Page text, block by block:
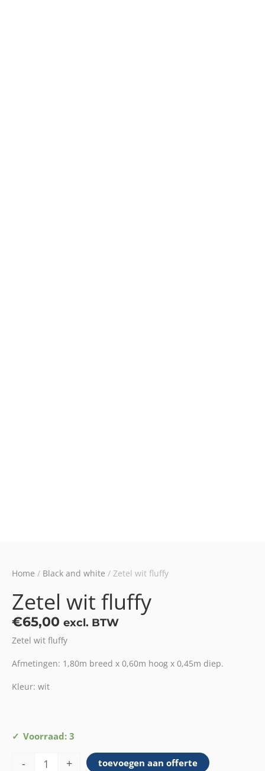
Home / Black and white / Zetel wit fluffy
Zetel wit fluffy
€65,00 excl. BTW
Zetel wit fluffy
Afmetingen: 1,80m breed x 0,60m hoog x 0,45m diep.
Kleur: wit
Voorraad: 3
-
Zetel
fluffy
+ toevoegen aan offerte